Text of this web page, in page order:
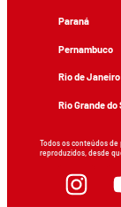
Paraná
Pernambuco
Rio de Janeiro
Rio Grande do
Todos os conteúdos de
reproduzidos, desde